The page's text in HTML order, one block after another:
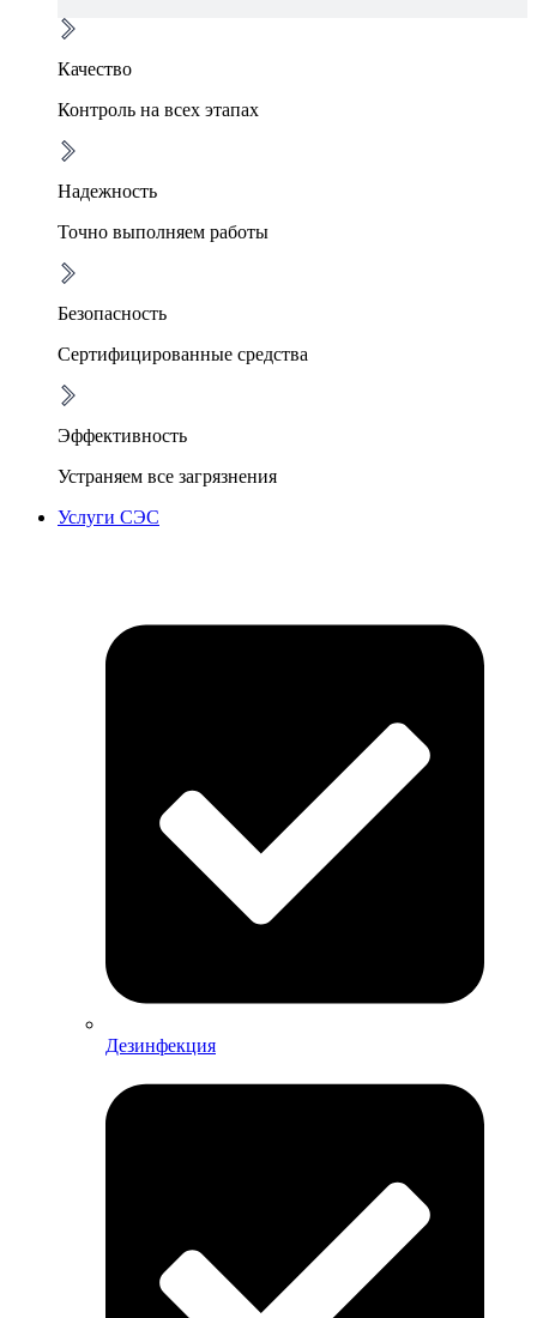
Качество
Контроль на всех этапах
Надежность
Точно выполняем работы
Безопасность
Сертифицированные средства
Эффективность
Устраняем все загрязнения
Услуги СЭС
Дезинфекция